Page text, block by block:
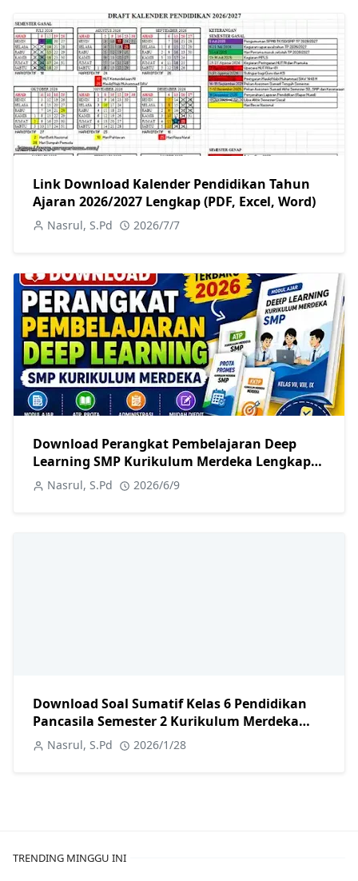
Link Download Kalender Pendidikan Tahun
Ajaran 2026/2027 Lengkap (PDF, Excel, Word)
Nasrul, S.Pd 2026/7/7
Download Perangkat Pembelajaran Deep
Learning SMP Kurikulum Merdeka Lengkap
Kelas VII, VIII, dan IX Terbaru 2026
Nasrul, S.Pd 2026/6/9
Download Soal Sumatif Kelas 6 Pendidikan
Pancasila Semester 2 Kurikulum Merdeka
Revisi 2026
Nasrul, S.Pd 2026/1/28
TRENDING MINGGU INI